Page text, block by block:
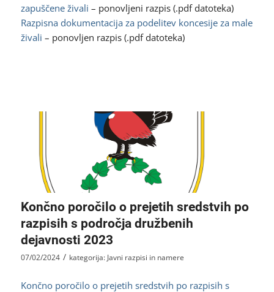
zapuščene živali – ponovljeni razpis (.pdf datoteka)
Razpisna dokumentacija za podelitev koncesije za male
živali – ponovljen razpis (.pdf datoteka)
Končno poročilo o prejetih sredstvih po
razpisih s področja družbenih
dejavnosti 2023
07/02/2024 / kategorija: Javni razpisi in namere
Končno poročilo o prejetih sredstvih po razpisih s